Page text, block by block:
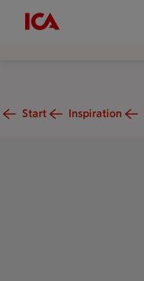
Start Inspiration